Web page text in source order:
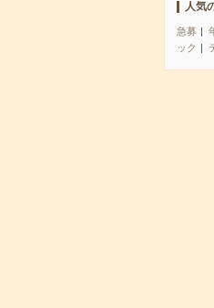
人気
急募
ック